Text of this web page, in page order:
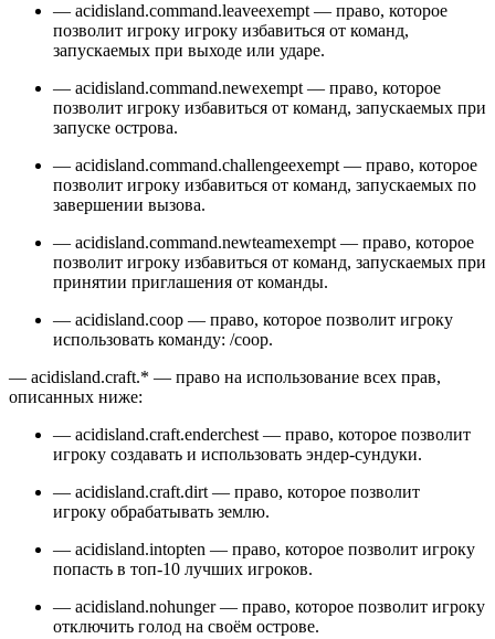
— acidisland.command.leaveexempt — право, которое
позволит игроку игроку избавиться от команд,
запускаемых при выходе или ударе.
— acidisland.command.newexempt — право, которое
позволит игроку избавиться от команд, запускаемых при
запуске острова.
— acidisland.command.challengeexempt — право, которое
позволит игроку избавиться от команд, запускаемых по
завершении вызова.
— acidisland.command.newteamexempt — право, которое
позволит игроку избавиться от команд, запускаемых при
принятии приглашения от команды.
— acidisland.coop — право, которое позволит игроку
использовать команду: /coop.
— acidisland.craft.* — право на использование всех прав,
описанных ниже:
— acidisland.craft.enderchest — право, которое позволит
игроку создавать и использовать эндер-сундуки.
— acidisland.craft.dirt — право, которое позволит
игроку обрабатывать землю.
— acidisland.intopten — право, которое позволит игроку
попасть в топ-10 лучших игроков.
— acidisland.nohunger — право, которое позволит игроку
отключить голод на своём острове.